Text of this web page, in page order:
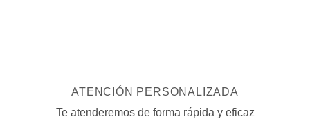
de
ATENCIÓN PERSONALIZADA
Te atenderemos de forma rápida y eficaz